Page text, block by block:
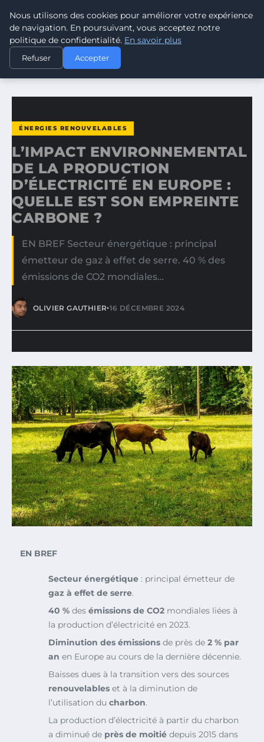
CLIMATE GUARDIAN
ACCUEIL
ÉNERGIES RENOUVELABLES
L’IMPACT ENVIRONNEMENTAL DE LA PRODUCTION…
ÉNERGIES RENOUVELABLES
L’IMPACT ENVIRONNEMENTAL
DE LA PRODUCTION
D’ÉLECTRICITÉ EN EUROPE :
QUELLE EST SON EMPREINTE
CARBONE ?
EN BREF Secteur énergétique : principal
émetteur de gaz à effet de serre. 40 % des
émissions de CO2 mondiales…
OLIVIER GAUTHIER•16 DÉCEMBRE 2024
EN BREF
Secteur énergétique : principal émetteur de
gaz à effet de serre.
40 % des émissions de CO2 mondiales liées à
la production d’électricité en 2023.
Diminution des émissions de près de 2 % par
an en Europe au cours de la dernière décennie.
Baisses dues à la transition vers des sources
renouvelables et à la diminution de
l’utilisation du charbon.
La production d’électricité à partir du charbon
a diminué de près de moitié depuis 2015 dans
Nous utilisons des cookies pour améliorer votre expérience
de navigation. En poursuivant, vous acceptez notre
politique de confidentialité. En savoir plus
Refuser Accepter